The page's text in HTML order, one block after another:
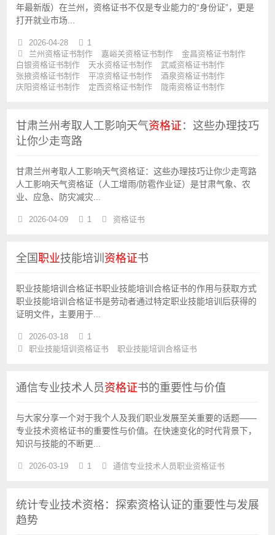
年最新版）在兰州，资格证书不仅是专业能力的“身份证”，更是
打开就业市场...
2026-04-28
1
兰州资格证书制作
嘉峪关资格证书制作
金昌资格证书制作
白银资格证书制作
天水资格证书制作
武威资格证书制作
张掖资格证书制作
平凉资格证书制作
酒泉资格证书制作
庆阳资格证书制作
定西资格证书制作 陇南资格证书制作
甘肃兰州考取人工影响天气资格证 ：这些办理技巧
让你少走弯路
甘肃兰州考取人工影响天气资格证：这些办理技巧让你少走弯路
人工影响天气资格证（人工增雨/防雹作业证）是甘肃气象、农
业、应急、防灾减灾...
2026-04-09 1 资格证书
全国职业技能培训 资格证书
职业技能培训合格证书职业技能培训合格证书的作用与获取方式
职业技能培训合格证书是劳动者通过特定职业技能培训后获得的
证明文件，主要用于...
2026-03-18
1
职业技能培训资格证书
职业技能培训合格证书
通信专业技术人员资格证书的重要性与价值
与大家分享一个对于我个人及我们职业发展至关重要的话题——
专业技术资格证书的重要性与价值。在快速变化的时代背景下，
知识与技能的不断更...
2026-03-19 1 通信专业技术人员职业资格证书
统计专业技术资格：探索资格认证的重要性与发展
趋势